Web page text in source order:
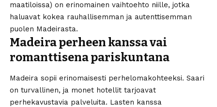
maatiloissa) on erinomainen vaihtoehto niille, jotka
haluavat kokea rauhallisemman ja autenttisemman
puolen Madeirasta.
Madeira perheen kanssa vai
romanttisena pariskuntana
Madeira sopii erinomaisesti perhelomakohteeksi. Saari
on turvallinen, ja monet hotellit tarjoavat
perhekavustavia palveluita. Lasten kanssa